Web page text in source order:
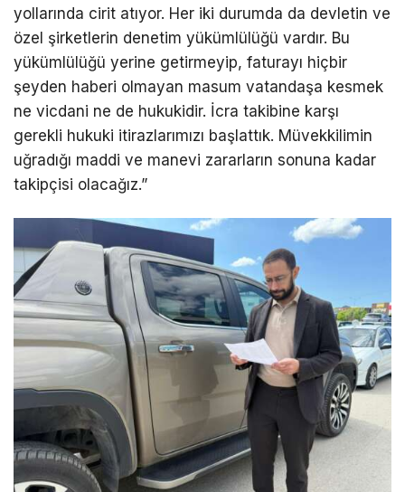
yollarında cirit atıyor. Her iki durumda da devletin ve
özel şirketlerin denetim yükümlülüğü vardır. Bu
yükümlülüğü yerine getirmeyip, faturayı hiçbir
şeyden haberi olmayan masum vatandaşa kesmek
ne vicdani ne de hukukidir. İcra takibine karşı
gerekli hukuki itirazlarımızı başlattık. Müvekkilimin
uğradığı maddi ve manevi zararların sonuna kadar
takipçisi olacağız.”